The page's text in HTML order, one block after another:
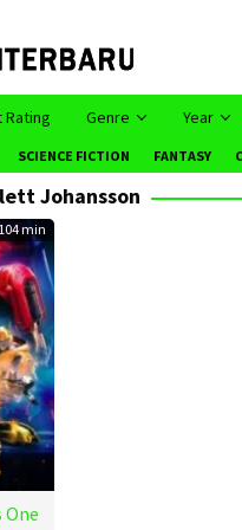
Rating Genre Year
SCIENCE FICTION FANTASY
Johansson
104 min